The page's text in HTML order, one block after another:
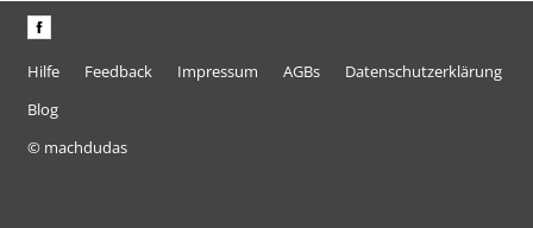
Hilfe Feedback Impressum AGBs
Datenschutzerklärung
Blog
© machdudas